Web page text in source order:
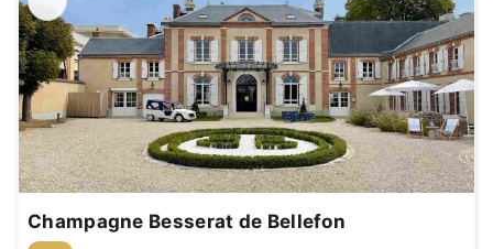
Champagne Besserat de Bellefon